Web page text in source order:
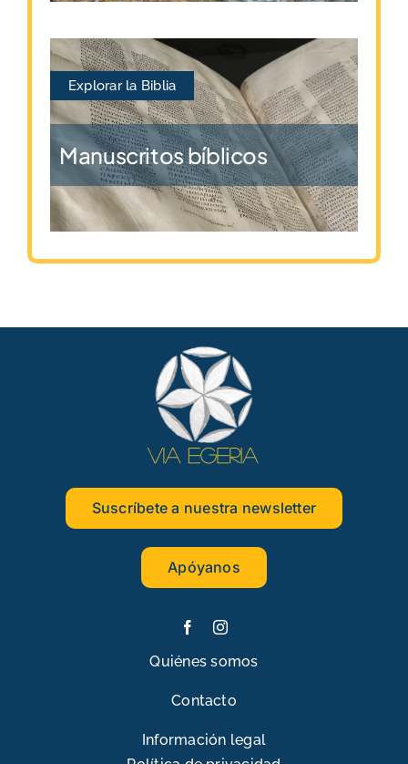
Explorar la Biblia
Manuscritos bíblicos
Suscríbete a nuestra newsletter
Apóyanos
Quiénes somos
Contacto
Información legal